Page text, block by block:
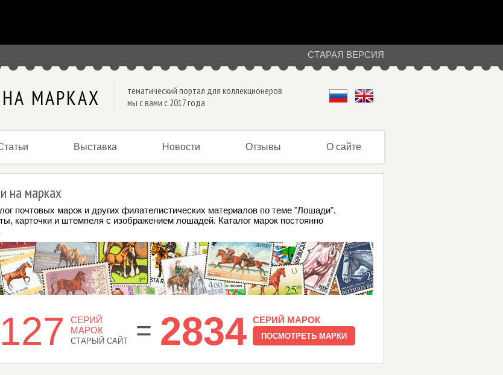
СТАРАЯ ВЕРСИЯ
МАРКАХ
тематический портал для коллекционеров
мы с вами с 2017 года
Выставка Новости Отзывы О сайте
на марках
почтовых марок и других филателистических материалов по теме "Лошади".
карточки и штемпеля с изображением лошадей. Каталог марок постоянно
СЕРИЙ
МАРОК
СТАРЫЙ САЙТ = 2834 СЕРИЙ МАРОК
ПОСМОТРЕТЬ МАРКИ